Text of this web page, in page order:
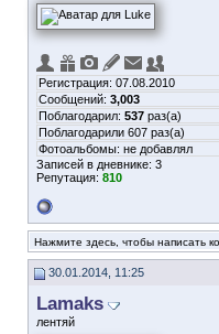
Регистрация: 07.08.2010
Сообщений: 3,003
Поблагодарил: 537 раз(а)
Поблагодарили 607 раз(а)
Фотоальбомы: не добавлял
Записей в дневнике: 3
Репутация: 810
Нажмите здесь, чтобы написать
30.01.2014, 11:25
Lamaks
лентяй